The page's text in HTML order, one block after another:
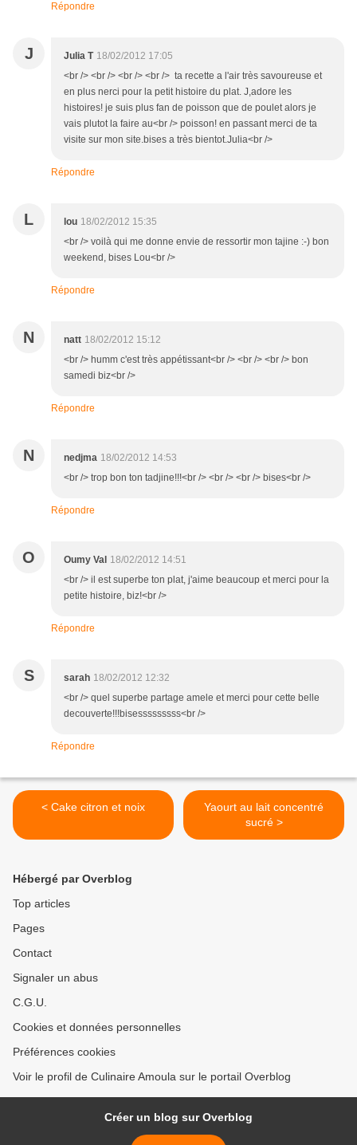
Répondre
J Julia T 18/02/2012 17:05
<br /> <br /> <br /> <br /> ta recette a l'air très savoureuse et
en plus nerci pour la petit histoire du plat. J,adore les
histoires! je suis plus fan de poisson que de poulet alors je
vais plutot la faire au<br /> poisson! en passant merci de ta
visite sur mon site.bises a très bientot.Julia<br />
Répondre
L lou 18/02/2012 15:35
<br /> voilà qui me donne envie de ressortir mon tajine :-) bon
weekend, bises Lou<br />
Répondre
N natt 18/02/2012 15:12
<br /> humm c'est très appétissant<br /> <br /> <br /> bon
samedi biz<br />
Répondre
N nedjma 18/02/2012 14:53
<br /> trop bon ton tadjine!!!<br /> <br /> <br /> bises<br />
Répondre
O Oumy Val 18/02/2012 14:51
<br /> il est superbe ton plat, j'aime beaucoup et merci pour la
petite histoire, biz!<br />
Répondre
S sarah 18/02/2012 12:32
<br /> quel superbe partage amele et merci pour cette belle
decouverte!!!bisesssssssss<br />
Répondre
< Cake citron et noix
Yaourt au lait concentré
sucré >
Hébergé par Overblog
Top articles
Pages
Contact
Signaler un abus
C.G.U.
Cookies et données personnelles
Préférences cookies
Voir le profil de Culinaire Amoula sur le portail Overblog
Créer un blog sur Overblog